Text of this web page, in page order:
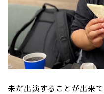
未だ出演することが出来